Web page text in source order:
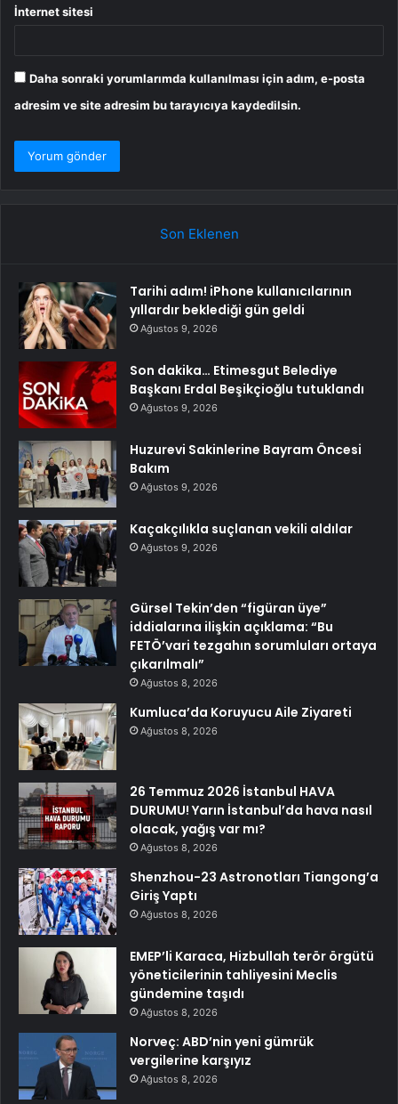
İnternet sitesi
Daha sonraki yorumlarımda kullanılması için adım, e-posta
adresim ve site adresim bu tarayıcıya kaydedilsin.
Son Eklenen
Tarihi adım! iPhone kullanıcılarının
yıllardır beklediği gün geldi
Ağustos 9, 2026
Son dakika… Etimesgut Belediye
Başkanı Erdal Beşikçioğlu tutuklandı
Ağustos 9, 2026
Huzurevi Sakinlerine Bayram Öncesi
Bakım
Ağustos 9, 2026
Kaçakçılıkla suçlanan vekili aldılar
Ağustos 9, 2026
Gürsel Tekin’den “figüran üye”
iddialarına ilişkin açıklama: “Bu
FETÖ’vari tezgahın sorumluları ortaya
çıkarılmalı”
Ağustos 8, 2026
Kumluca’da Koruyucu Aile Ziyareti
Ağustos 8, 2026
26 Temmuz 2026 İstanbul HAVA
DURUMU! Yarın İstanbul’da hava nasıl
olacak, yağış var mı?
Ağustos 8, 2026
Shenzhou-23 Astronotları Tiangong’a
Giriş Yaptı
Ağustos 8, 2026
EMEP’li Karaca, Hizbullah terör örgütü
yöneticilerinin tahliyesini Meclis
gündemine taşıdı
Ağustos 8, 2026
Norveç: ABD’nin yeni gümrük
vergilerine karşıyız
Ağustos 8, 2026